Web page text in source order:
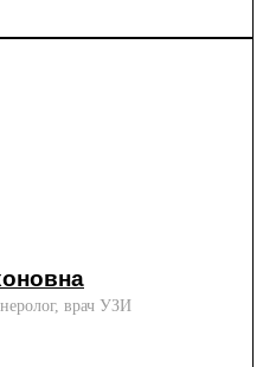
врач УЗИ